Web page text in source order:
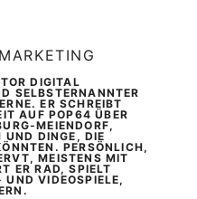
DIGITAL
SELBSTERNANNTER
ER SCHREIBT
AUF POP64 ÜBER
MEIENDORF,
UND DINGE, DIE
PERSÖNLICH,
MEISTENS MIT
ER RAD, SPIELT
VIDEOSPIELE,